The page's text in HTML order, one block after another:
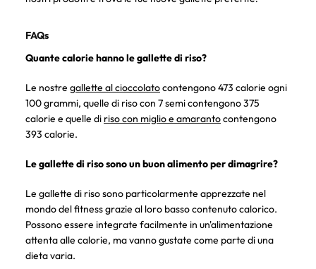
FAQs
Quante calorie hanno le gallette di riso?
Le nostre gallette al cioccolatocontengono 473 calorie ogni
100 grammi, quelle di riso con 7 semi contengono 375
calorie e quelle di riso con miglio e amarantocontengono
393 calorie.
Le gallette di riso sono un buon alimento per dimagrire?
Le gallette di riso sono particolarmente apprezzate nel
mondo del fitness grazie al loro basso contenuto calorico.
Possono essere integrate facilmente in un'alimentazione
attenta alle calorie, ma vanno gustate come parte di una
dieta varia.